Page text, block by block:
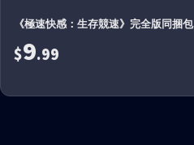
《極速快感：生存競速》完全版同捆包
$9.99